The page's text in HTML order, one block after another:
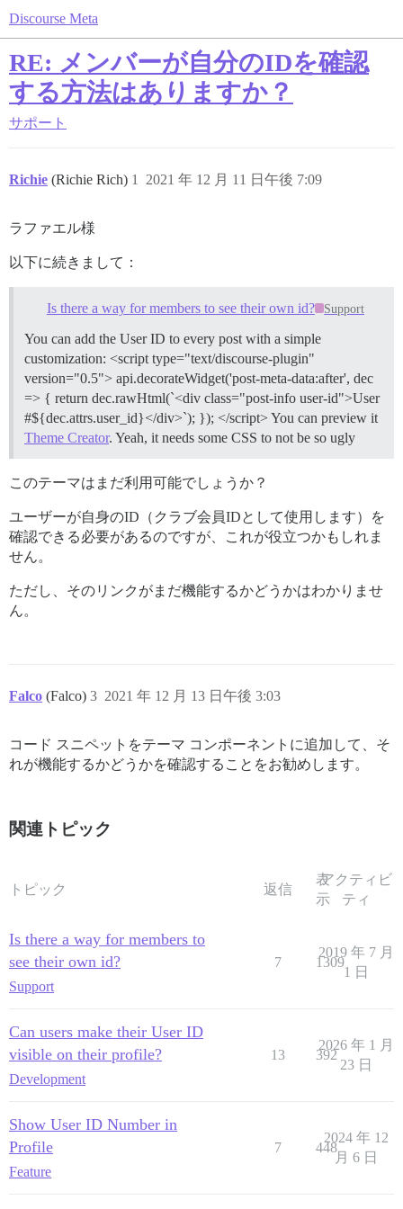
Discourse Meta
RE: メンバーが自分のIDを確認
する方法はありますか？
サポート
Richie (Richie Rich) 2021 年 12 月 11 日午後 7:09
1
ラファエル様
以下に続きまして：
Is there a way for members to see their own id? Support
You can add the User ID to every post with a simple
customization: <script type="text/discourse-plugin"
version="0.5"> api.decorateWidget('post-meta-data:after', dec
=> { return dec.rawHtml(`<div class="post-info user-id">User
#${dec.attrs.user_id}</div>`); }); </script> You can preview it
Theme Creator. Yeah, it needs some CSS to not be so ugly
このテーマはまだ利用可能でしょうか？
ユーザーが自身のID（クラブ会員IDとして使用します）を
確認できる必要があるのですが、これが役立つかもしれま
せん。
ただし、そのリンクがまだ機能するかどうかはわかりませ
ん。
Falco (Falco) 2021 年 12 月 13 日午後 3:03
3
コード スニペットをテーマ コンポーネントに追加して、そ
れが機能するかどうかを確認することをお勧めします。
関連トピック
トピック 返信
表
示
アクティビ
ティ
Is there a way for members to
see their own id?
Support
7 1309
2019 年 7 月
1 日
Can users make their User ID
visible on their profile?
Development
13 392
2026 年 1 月
23 日
Show User ID Number in
Profile
Feature
7 448
2024 年 12
月 6 日